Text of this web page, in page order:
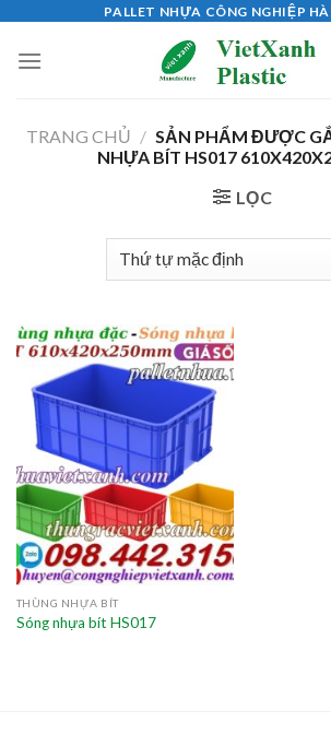
content
PALLET NHỰA CÔNG NGHIỆP
TRANG CHỦ / SẢN PHẨM ĐƯỢC
NHỰA BÍT HS017
LỌC
THÙNG NHỰA BÍT
Sóng nhựa bít HS017